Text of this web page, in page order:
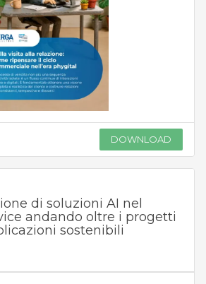
DOWNLOAD
di soluzioni AI nel
andando oltre i progetti
sostenibili